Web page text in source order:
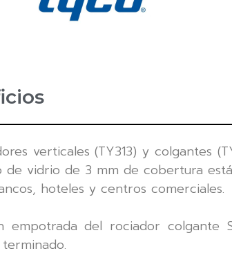
verticales (TY313) y colgantes
vidrio de 3 mm de cobertura
hoteles y centros comerciales.
empotrada del rociador colgante